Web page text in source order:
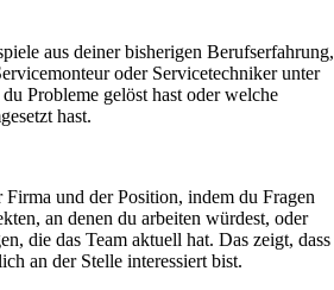
aus deiner bisherigen Berufserfahrung,
oder Servicetechniker unter
Probleme gelöst hast oder welche
hast.
Firma und der Position, indem du Fragen
an denen du arbeiten würdest, oder
die das Team aktuell hat. Das zeigt, dass
an der Stelle interessiert bist.